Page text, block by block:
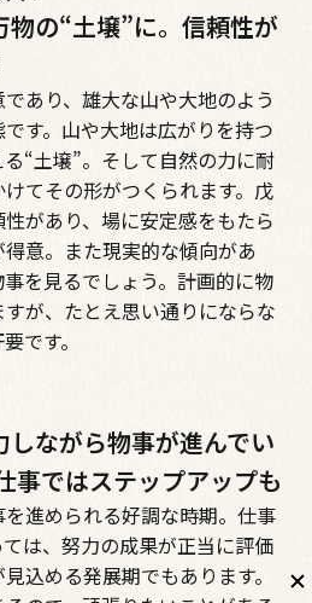
物の“土壌”に。信頼性が
あり、雄大な山や大地のよう
す。山や大地は広がりを持つ
“土壌”。そして自然の力に耐
てその形がつくられます。戊
があり、場に安定感をもたら
意。また現実的な傾向があ
を見るでしょう。計画的に物
が、たとえ思い通りにならな
です。
ながら物事が進んでい
事ではステップアップも
進められる好調な時期。仕事
は、努力の成果が正当に評価
込める発展期でもあります。